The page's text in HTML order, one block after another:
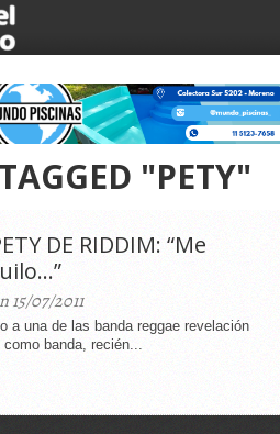
"PETY"
DE RIDDIM: “Me
15/07/2011
a una de las banda reggae revelación
banda, recién...